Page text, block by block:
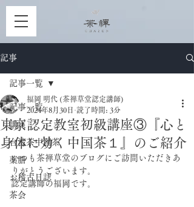
記事
記事一覧
講座
台湾茶中国茶
薬膳
お稽古日誌
茶会
記事一覧
東京認定教室初級講座③『心と
身体に効く中国茶１』のご紹介
福岡 明代 (茶禅草堂認定講師)
2024年8月30日 読了時間: 3分
いつも茶禅草堂のブログにご訪問いただきあ
りがとうございます。
認定講師の福岡です。